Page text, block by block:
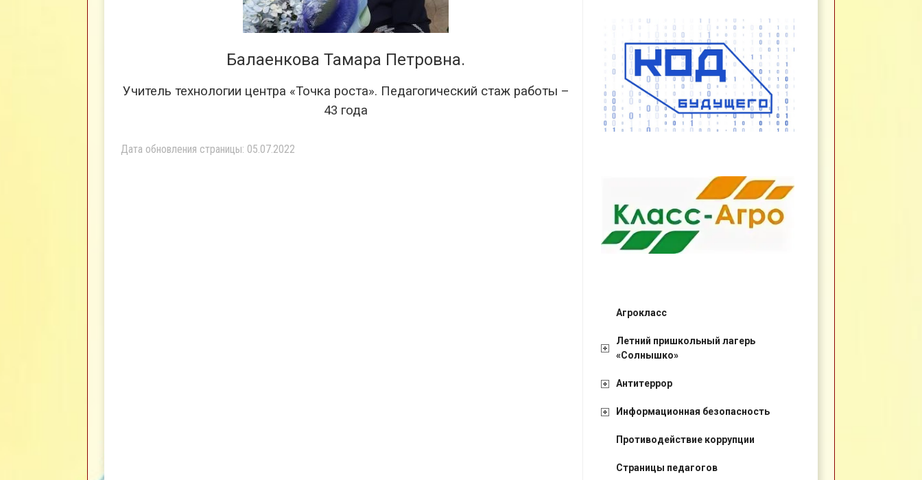
Балаенкова Тамара Петровна.
Учитель технологии центра «Точка роста». Педагогический стаж работы –
43 года
Дата обновления страницы: 05.07.2022
Агрокласс
Летний пришкольный лагерь
«Солнышко»
Антитеррор
Информационная безопасность
Противодействие коррупции
Страницы педагогов